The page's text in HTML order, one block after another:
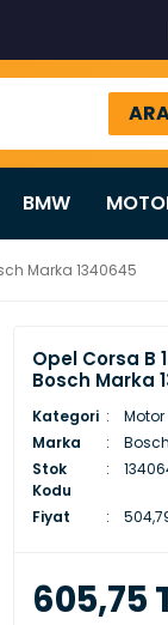
BMW
Marka 1340645
Opel Corsa B
Bosch Marka
Kategori
Motor
Marka
Bosch
Stok
Kodu
Fiyat
605,75